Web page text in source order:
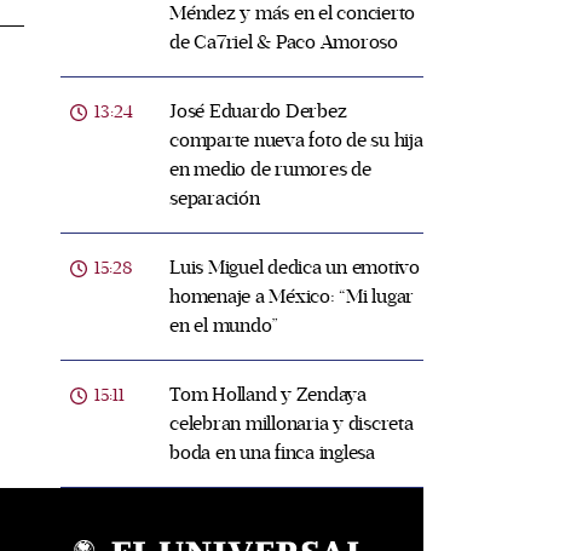
Méndez y más en el concierto
de Ca7riel & Paco Amoroso
13:24
José Eduardo Derbez
comparte nueva foto de su hija
en medio de rumores de
separación
15:28
Luis Miguel dedica un emotivo
homenaje a México: “Mi lugar
en el mundo”
15:11
Tom Holland y Zendaya
celebran millonaria y discreta
boda en una finca inglesa